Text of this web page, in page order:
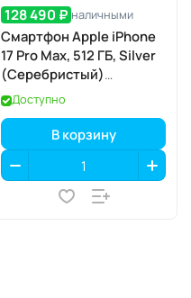
128 490 ₽ наличными
Смартфон Apple iPhone
17 Pro Max, 512 ГБ, Silver
(Серебристый)
SIM+eSIM
Доступно
В корзину